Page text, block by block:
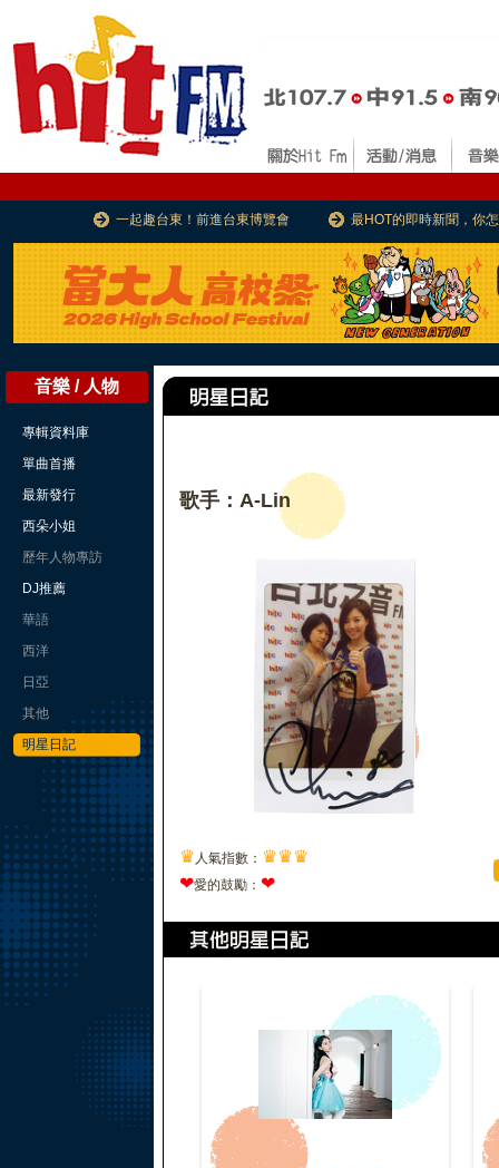
一起趣台東！前進台東博覽會 最HOT的即時新聞，你
音樂 / 人物
專輯資料庫
單曲首播
最新發行
西朵小姐
歷年人物專訪
DJ推薦
華語
西洋
日亞
其他
明星日記
歌手：A-Lin
♛ 人氣指數： ♛♛♛
❤愛的鼓勵： ❤